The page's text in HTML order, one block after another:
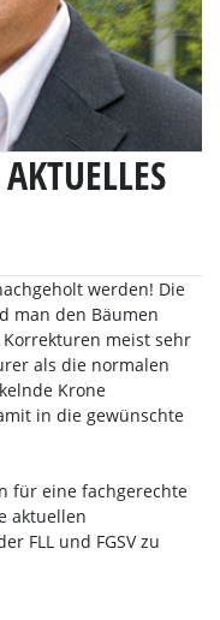
werden! Die
man den Bäumen
meist sehr
als die normalen
Krone
in die gewünschte
für eine fachgerechte
aktuellen
FLL und FGSV zu